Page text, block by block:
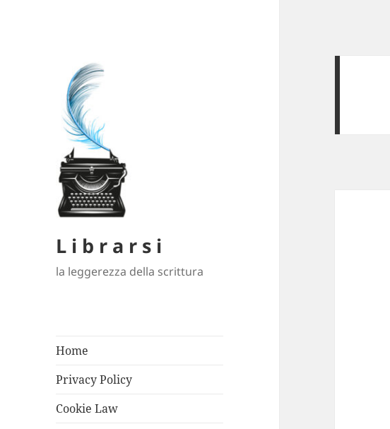
L i b r a r s i
la leggerezza della scrittura
Home
Privacy Policy
Cookie Law